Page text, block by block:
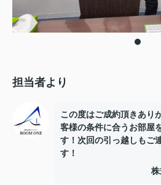
担当者より
この度はご成約頂きあり
客様の条件に合うお部屋
す！次回の引っ越しもご
す！